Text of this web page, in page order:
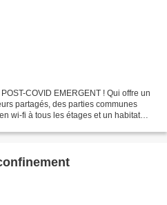
COVID EMERGENT ! Qui offre un
partagés, des parties communes
wi-fi à tous les étages et un habitat